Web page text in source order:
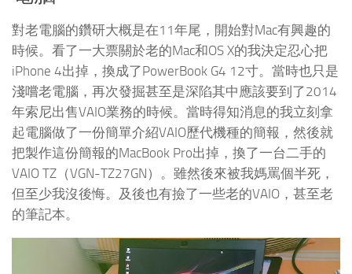
對老電腦的鑽研大概是在11年尾，開始對Mac有興趣的
時候。看了一大票關於老的Mac和OS X的我決定忍心把
iPhone 4出掉，換成了PowerBook G4 12寸。當時也只是
淺嚐老電腦，再次發掘甚至是深陷其中應該要到了2014
年索尼出售VAIO業務的時候。當時得知消息的我立刻拿
起電腦做了一份簡單介紹VAIO歷代機種的簡報，然後就
把製作這份簡報的MacBook Pro出掉，換了一台二手的
VAIO TZ（VGN-TZ27GN）。雖然後來被我媽罵個半死，
但至少我沒後悔。及後也有撿了一些老的VAIO，甚至老
的筆記本。